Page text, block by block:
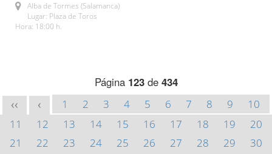
Alba de Tormes (Salamanca)
Lugar: Plaza de Toros
Hora: 18:00 h.
Página 123de 434
<< < 1 2 3 4 5 6 7 8 9
10
11
12 13 14 15 16 17 18 19
20
21
22 23 24 25 26 27 28 29
30